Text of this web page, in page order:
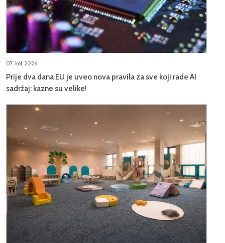
07, kol, 2026
Prije dva dana EU je uveo nova pravila za sve koji rade AI
sadržaj: kazne su velike!